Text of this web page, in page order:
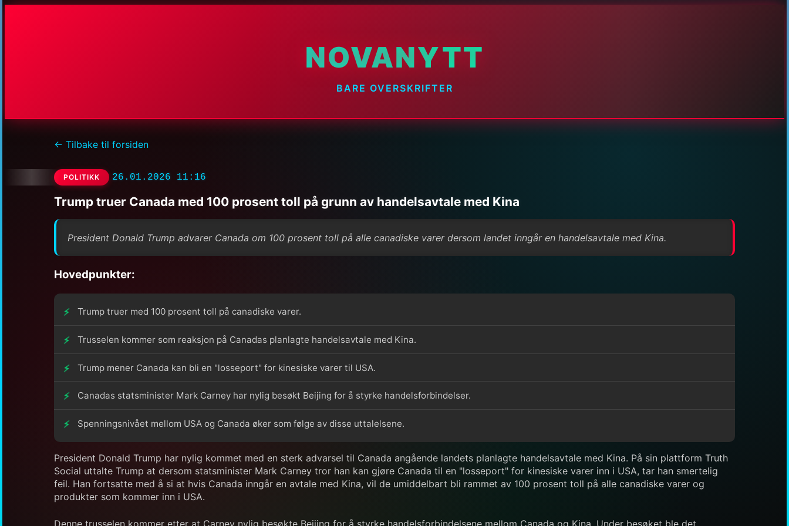
NOVANYTT
BARE OVERSKRIFTER
← Tilbake til forsiden
POLITIKK 26.01.2026 11:16
Trump truer Canada med 100 prosent toll på grunn av handelsavtale med Kina
President Donald Trump advarer Canada om 100 prosent toll på alle canadiske varer dersom landet inngår en handelsavtale med Kina.
Hovedpunkter:
Trump truer med 100 prosent toll på canadiske varer.
Trusselen kommer som reaksjon på Canadas planlagte handelsavtale med Kina.
Trump mener Canada kan bli en "losseport" for kinesiske varer til USA.
Canadas statsminister Mark Carney har nylig besøkt Beijing for å styrke handelsforbindelser.
Spenningsnivået mellom USA og Canada øker som følge av disse uttalelsene.
President Donald Trump har nylig kommet med en sterk advarsel til Canada angående landets planlagte handelsavtale med Kina. På sin plattform Truth
Social uttalte Trump at dersom statsminister Mark Carney tror han kan gjøre Canada til en "losseport" for kinesiske varer inn i USA, tar han smertelig
feil. Han fortsatte med å si at hvis Canada inngår en avtale med Kina, vil de umiddelbart bli rammet av 100 prosent toll på alle canadiske varer og
produkter som kommer inn i USA.
Denne trusselen kommer etter at Carney nylig besøkte Beijing for å styrke handelsforbindelsene mellom Canada og Kina. Under besøket ble det